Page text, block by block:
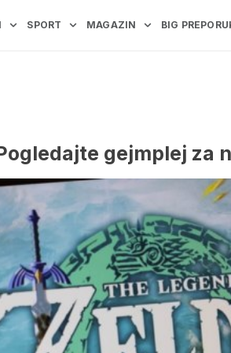
SPORT MAGAZIN BIG
gejmplej za